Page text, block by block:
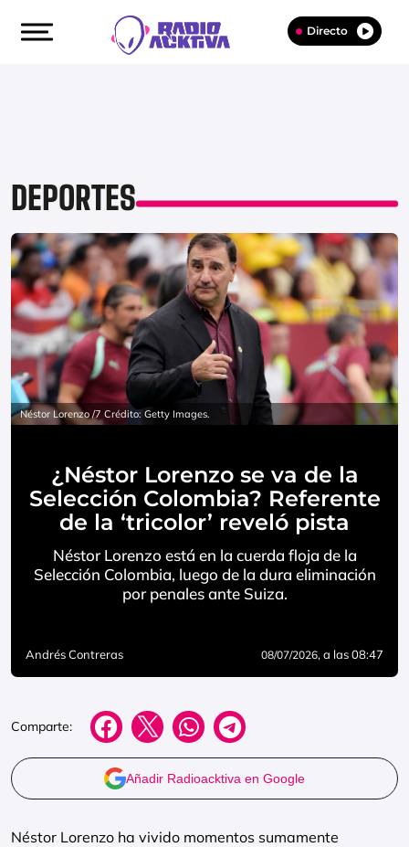
Directo
DEPORTES
Néstor Lorenzo /7 Crédito: Getty Images.
¿Néstor Lorenzo se va de la
Selección Colombia? Referente
de la ‘tricolor’ reveló pista
Néstor Lorenzo está en la cuerda floja de la
Selección Colombia, luego de la dura eliminación
por penales ante Suiza.
Andrés Contreras 08/07/2026, a las 08:47
Comparte:
Añadir Radioacktiva en Google
Néstor Lorenzo ha vivido momentos sumamente